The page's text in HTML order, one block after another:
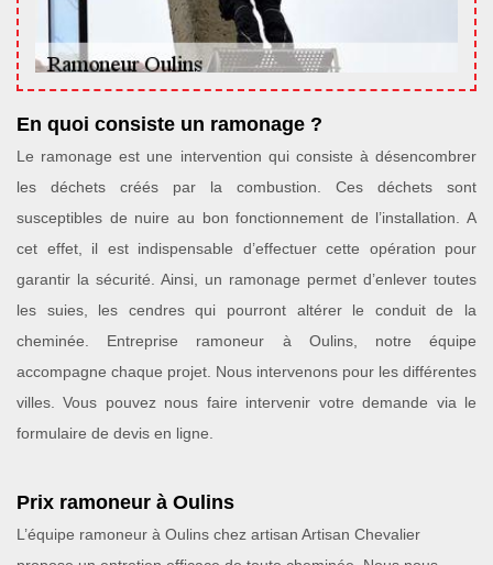
En quoi consiste un ramonage ?
Le ramonage est une intervention qui consiste à désencombrer
les déchets créés par la combustion. Ces déchets sont
susceptibles de nuire au bon fonctionnement de l’installation. A
cet effet, il est indispensable d’effectuer cette opération pour
garantir la sécurité. Ainsi, un ramonage permet d’enlever toutes
les suies, les cendres qui pourront altérer le conduit de la
cheminée. Entreprise ramoneur à Oulins, notre équipe
accompagne chaque projet. Nous intervenons pour les différentes
villes. Vous pouvez nous faire intervenir votre demande via le
formulaire de devis en ligne.
Prix ramoneur à Oulins
L’équipe ramoneur à Oulins chez artisan Artisan Chevalier